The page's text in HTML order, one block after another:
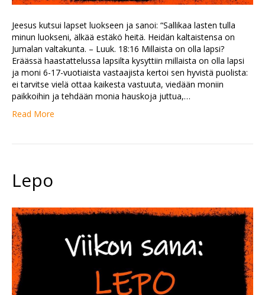
Jeesus kutsui lapset luokseen ja sanoi: “Sallikaa lasten tulla
minun luokseni, älkää estäkö heitä. Heidän kaltaistensa on
Jumalan valtakunta. – Luuk. 18:16 Millaista on olla lapsi?
Eräässä haastattelussa lapsilta kysyttiin millaista on olla lapsi
ja moni 6-17-vuotiaista vastaajista kertoi sen hyvistä puolista:
ei tarvitse vielä ottaa kaikesta vastuuta, viedään moniin
paikkoihin ja tehdään monia hauskoja juttua,…
Read More
Lepo